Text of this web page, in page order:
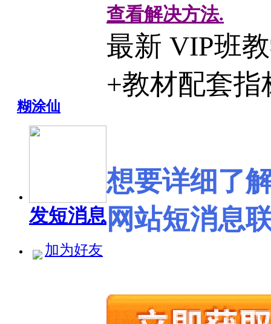
糊涂仙
发短消息
加为好友
查看解决方法.
最新 VIP班
+教材配套指
想要详细了
网站短消息